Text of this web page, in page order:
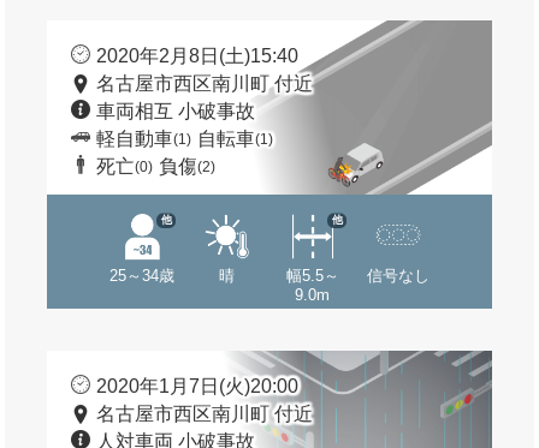
2020年2月8日(土)15:40
名古屋市西区南川町 付近
車両相互 小破事故
軽自動車(1) 自転車(1)
死亡(0) 負傷(2)
25～34歳
他
晴
幅5.5～
9.0m
他
信号なし
2020年1月7日(火)20:00
名古屋市西区南川町 付近
人対車両 小破事故